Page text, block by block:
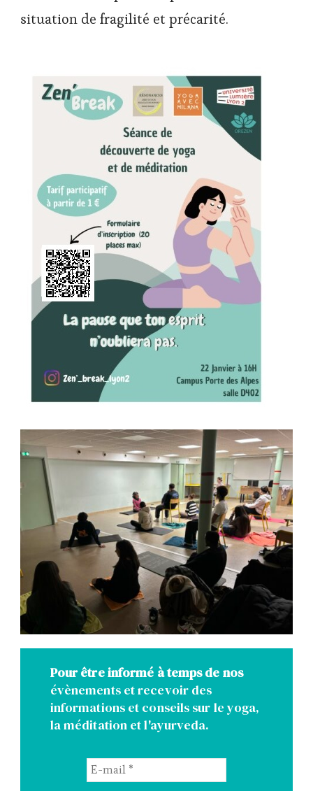
situation de fragilité et précarité.
Pour être informé à temps de nos
évènements et recevoir des
informations et conseils sur le yoga,
la méditation et l'ayurveda.
*